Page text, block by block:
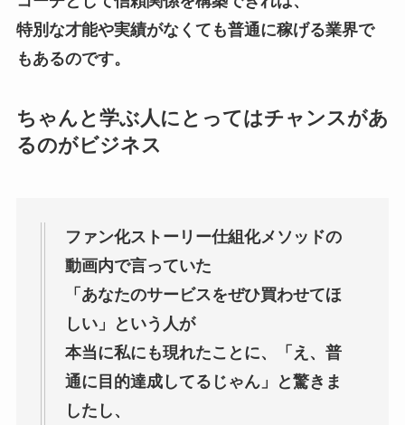
特別な才能や実績がなくても普通に稼げる業界で
もあるのです。
ちゃんと学ぶ人にとってはチャンスがあ
るのがビジネス
ファン化ストーリー仕組化メソッドの
動画内で言っていた
「あなたのサービスをぜひ買わせてほ
しい」という人が
本当に私にも現れたことに、「え、普
通に目的達成してるじゃん」と驚きま
したし、